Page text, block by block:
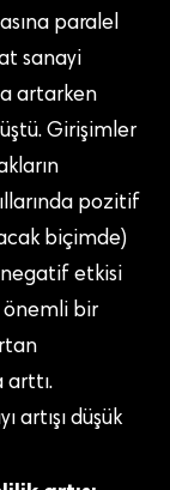
paralel
sanayi
artarken
Girişimler
pozitif
biçimde)
negatif etkisi
önemli bir
arttı.
artışı düşük